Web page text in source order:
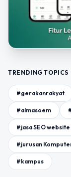
TRENDING TOPICS
#gerakanrakyat
#almasoem
#jasa SEO website
#jurusan
#kampus